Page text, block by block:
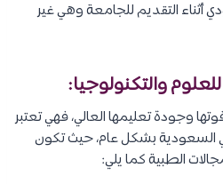
ريال سعودي أثناء التقديم للجامعة وهي غير
وجودة تعليمها العالي، فهي تعتبر
السعودية بشكل عام، حيث تكون
الطبية كما يلي: